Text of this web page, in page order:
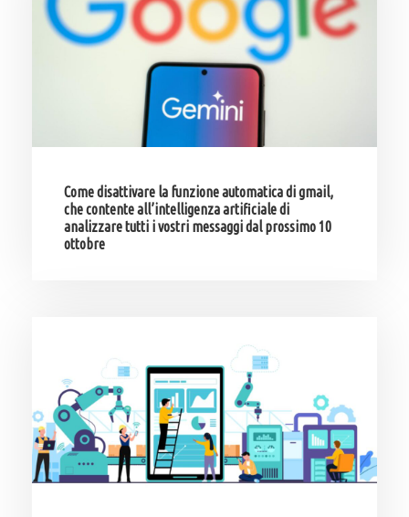
Come disattivare la funzione automatica di gmail,
che contente all’intelligenza artificiale di
analizzare tutti i vostri messaggi dal prossimo 10
ottobre